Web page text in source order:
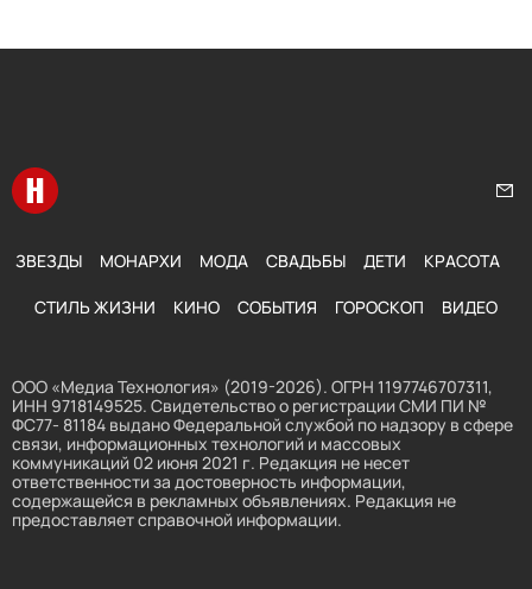
Перейти на главную
ЗВЕЗДЫ МОНАРХИ МОДА СВАДЬБЫ ДЕТИ КРАСОТА
СТИЛЬ ЖИЗНИ КИНО СОБЫТИЯ ГОРОСКОП ВИДЕО
ООО «Медиа Технология» (2019-2026). ОГРН 1197746707311,
ИНН 9718149525. Свидетельство о регистрации СМИ ПИ №
ФС77- 81184 выдано Федеральной службой по надзору в сфере
связи, информационных технологий и массовых
коммуникаций 02 июня 2021 г. Редакция не несет
ответственности за достоверность информации,
содержащейся в рекламных объявлениях. Редакция не
предоставляет справочной информации.